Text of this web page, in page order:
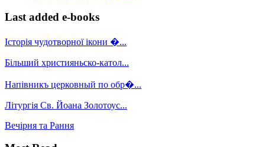
Last added e-books
Історія чудотворної ікони �...
Більший християньско-катол...
Напівникъ церковный по обр�...
Літургія Св. Йоана Золотоус...
Вечірня та Рання